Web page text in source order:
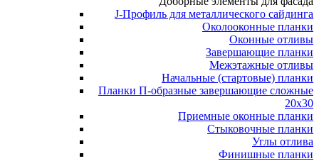
J-Профиль для металлического сайдинга
Околооконные планки
Оконные отливы
Завершающие планки
Межэтажные отливы
Начальные (стартовые) планки
Планки П-образные завершающие сложные
20x30
Приемные оконные планки
Стыковочные планки
Углы отлива
Финишные планки